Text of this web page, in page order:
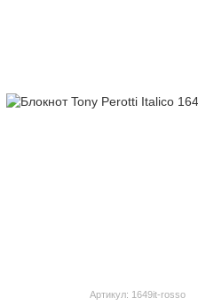
Артикул: 1649it-rosso